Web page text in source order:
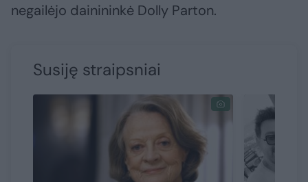
negailėjo dainininkė Dolly Parton.
Susiję straipsniai